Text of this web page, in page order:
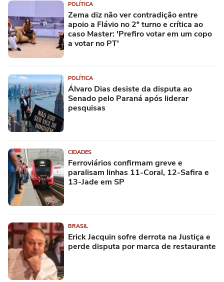
POLÍTICA
Zema diz não ver contradição entre
apoio a Flávio no 2º turno e crítica ao
caso Master: 'Prefiro votar em um copo
a votar no PT'
POLÍTICA
Álvaro Dias desiste da disputa ao
Senado pelo Paraná após liderar
pesquisas
CIDADES
Ferroviários confirmam greve e
paralisam linhas 11-Coral, 12-Safira e
13-Jade em SP
BRASIL
Erick Jacquin sofre derrota na Justiça e
perde disputa por marca de restaurante